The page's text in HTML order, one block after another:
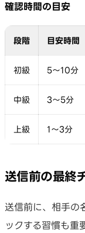
確認時間の目安
段階 目安時間
初級 5〜10分
中級 3〜5分
上級 1〜3分
送信前の最終
送信前に、相手の
ックする習慣も重